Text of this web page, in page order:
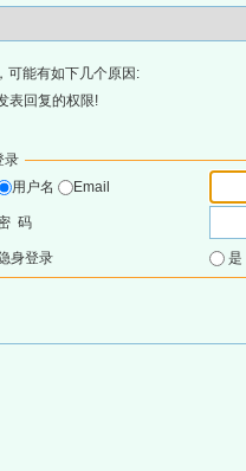
可能有如下几个原因:
表回复的权限!
录
用户名
Email
码
身登录